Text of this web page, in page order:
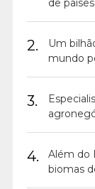
de
2.
Um
mundo
3.
4.
Além do
biomas